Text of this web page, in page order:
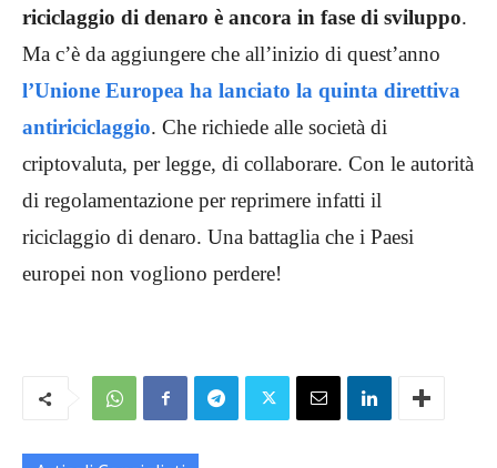
riciclaggio di denaro è ancora in fase di sviluppo.
Ma c’è da aggiungere che all’inizio di quest’anno
l’Unione Europea ha lanciato la quinta direttiva
antiriciclaggio. Che richiede alle società di
criptovaluta, per legge, di collaborare. Con le autorità
di regolamentazione per reprimere infatti il
riciclaggio di denaro. Una battaglia che i Paesi
europei non vogliono perdere!